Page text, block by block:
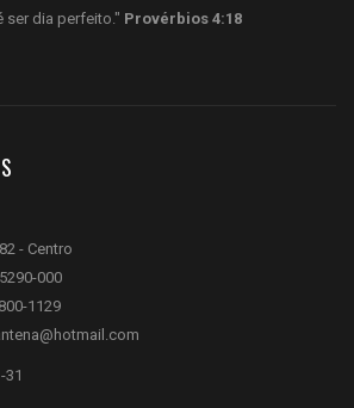
ser dia perfeito." Provérbios 4:18
- Centro
000
1129
31